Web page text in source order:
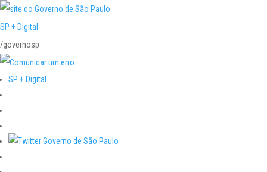
SP + Digital
/governosp
SP + Digital